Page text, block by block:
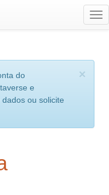
×
do
e
ou solicite